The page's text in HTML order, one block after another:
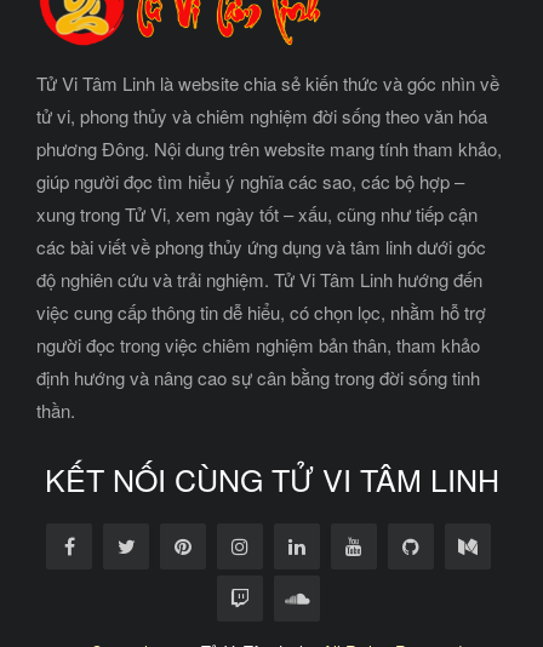
Tử Vi Tâm Linh là website chia sẻ kiến thức và góc nhìn về
tử vi, phong thủy và chiêm nghiệm đời sống theo văn hóa
phương Đông. Nội dung trên website mang tính tham khảo,
giúp người đọc tìm hiểu ý nghĩa các sao, các bộ hợp –
xung trong Tử Vi, xem ngày tốt – xấu, cũng như tiếp cận
các bài viết về phong thủy ứng dụng và tâm linh dưới góc
độ nghiên cứu và trải nghiệm. Tử Vi Tâm Linh hướng đến
việc cung cấp thông tin dễ hiểu, có chọn lọc, nhằm hỗ trợ
người đọc trong việc chiêm nghiệm bản thân, tham khảo
định hướng và nâng cao sự cân bằng trong đời sống tinh
thần.
KẾT NỐI CÙNG TỬ VI TÂM LINH